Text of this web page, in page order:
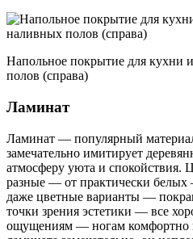
Напольное покрытие для кухни
полов (справа)
Ламинат
Ламинат — популярный
замечательно имитирует
атмосферу уюта и спокойствия.
разные — от практически
даже цветные варианты —
точки зрения эстетики — все
ощущениям — ногам комфортно